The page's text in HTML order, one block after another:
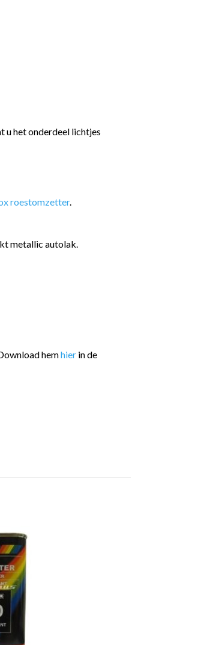
u het onderdeel lichtjes
roestomzetter.
metallic autolak.
hemhier in de